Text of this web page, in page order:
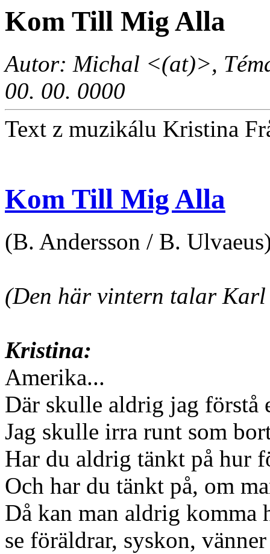
Kom Till Mig Alla
Autor: Michal <(at)>,
00. 00. 0000
Text z muzikálu Kristina
Kom Till Mig Alla
(B. Andersson / B.
(Den här vintern talar
Kristina:
Amerika...
Där skulle aldrig jag förstå
Jag skulle irra runt som
Har du aldrig tänkt på hur
Och har du tänkt på, om
Då kan man aldrig komma
se föräldrar, syskon,